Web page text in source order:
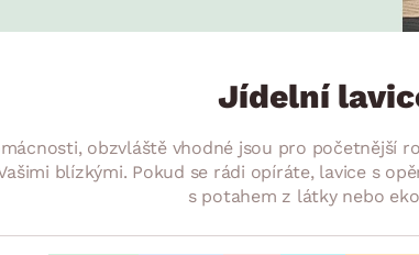
Jídelní
obzvláště vhodné jsou pro početnější
blízkými. Pokud se rádi opíráte, lavice s
s potahem z látky nebo